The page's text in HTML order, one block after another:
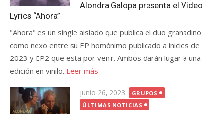
Alondra Galopa presenta el Video
Lyrics “Ahora”
"Ahora" es un single aislado que publica el duo granadino
como nexo entre su EP homónimo publicado a inicios de
2023 y EP2 que esta por venir. Ambos darán lugar a una
edición en vinilo. Leer más
Publicada
el
junio 26, 2023
GRUPOS
ÚLTIMAS NOTICIAS